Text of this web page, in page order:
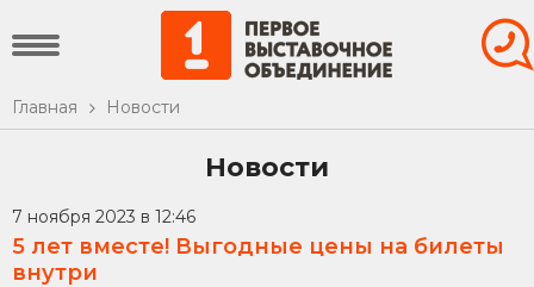
Главная Новости
Новости
7 ноября 2023 в 12:46
5 лет вместе! Выгодные цены на билеты
внутри